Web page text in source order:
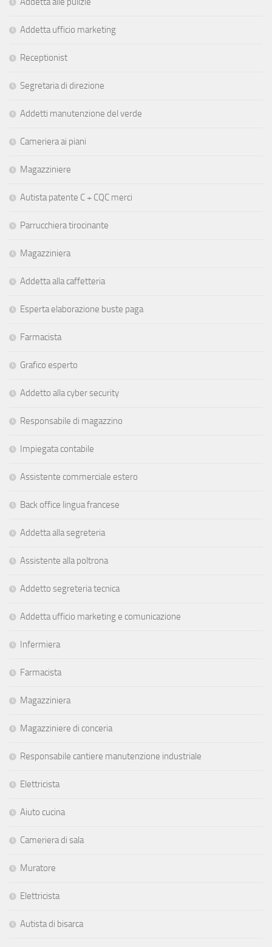
Addetta ufficio marketing
Receptionist
Segretaria di direzione
Addetti manutenzione del verde
Cameriera ai piani
Magazziniere
Autista patente C + CQC merci
Parrucchiera tirocinante
Magazziniera
Addetta alla caffetteria
Esperta elaborazione buste paga
Farmacista
Grafico esperto
Addetto alla cyber security
Responsabile di magazzino
Impiegata contabile
Assistente commerciale estero
Back office lingua francese
Addetta alla segreteria
Assistente alla poltrona
Addetto segreteria tecnica
Addetta ufficio marketing e comunicazione
Infermiera
Farmacista
Magazziniera
Magazziniere di conceria
Responsabile cantiere manutenzione industriale
Elettricista
Aiuto cucina
Cameriera di sala
Muratore
Elettricista
Autista di bisarca